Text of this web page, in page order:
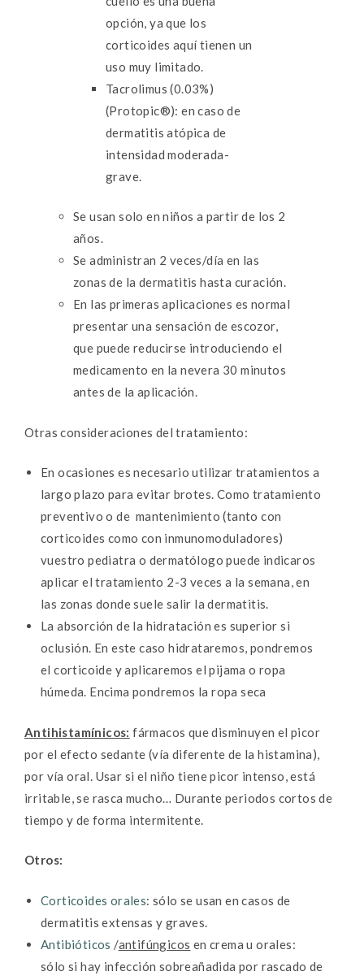
opción, ya que los
corticoides aquí tienen un
uso muy limitado.
Tacrolimus (0.03%)
(Protopic®): en caso de
dermatitis atópica de
intensidad moderada-
grave.
Se usan solo en niños a partir de los 2
años.
Se administran 2 veces/día en las
zonas de la dermatitis hasta curación.
En las primeras aplicaciones es normal
presentar una sensación de escozor,
que puede reducirse introduciendo el
medicamento en la nevera 30 minutos
antes de la aplicación.
Otras consideraciones del tratamiento:
En ocasiones es necesario utilizar tratamientos a
largo plazo para evitar brotes. Como tratamiento
preventivo o de mantenimiento (tanto con
corticoides como con inmunomoduladores)
vuestro pediatra o dermatólogo puede indicaros
aplicar el tratamiento 2-3 veces a la semana, en
las zonas donde suele salir la dermatitis.
La absorción de la hidratación es superior si
oclusión. En este caso hidrataremos, pondremos
el corticoide y aplicaremos el pijama o ropa
húmeda. Encima pondremos la ropa seca
Antihistamínicos: fármacos que disminuyen el picor
por el efecto sedante (vía diferente de la histamina),
por vía oral. Usar si el niño tiene picor intenso, está
irritable, se rasca mucho… Durante periodos cortos de
tiempo y de forma intermitente.
Otros:
Corticoides orales: sólo se usan en casos de
dermatitis extensas y graves.
Antibióticos /antifúngicos en crema u orales:
sólo si hay infección sobreañadida por rascado de